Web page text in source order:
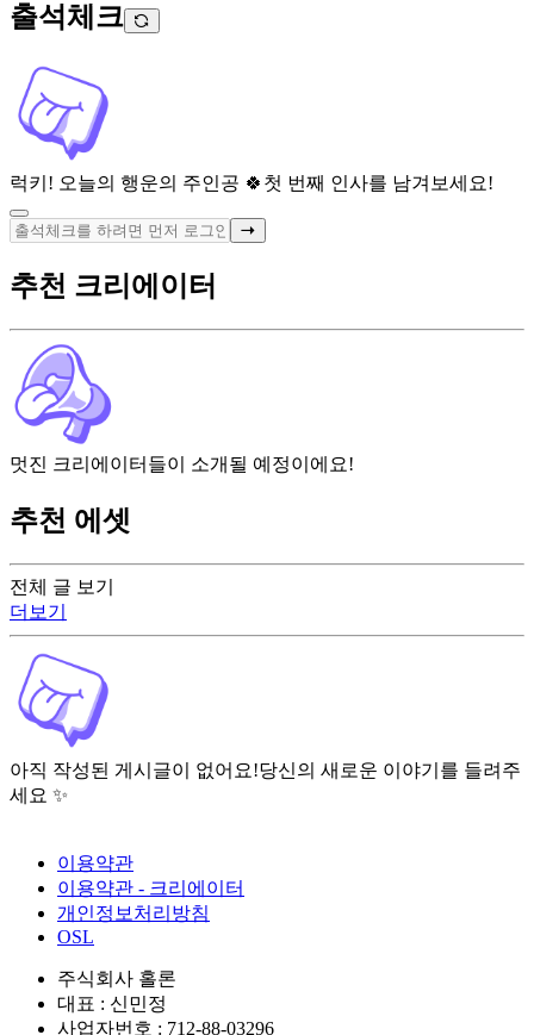
출석체크
럭키! 오늘의 행운의 주인공 🍀 첫 번째 인사를 남겨보세요!
전체 글 보기
더보기
아직 작성된 게시글이 없어요!당신의 새로운 이야기를 들려주
세요 ✨
추천 크리에이터
멋진 크리에이터들이 소개될 예정이에요!
추천 에셋
이용약관
이용약관 - 크리에이터
개인정보처리방침
OSL
주식회사 홀론
대표 : 신민정
사업자번호 : 712-88-03296